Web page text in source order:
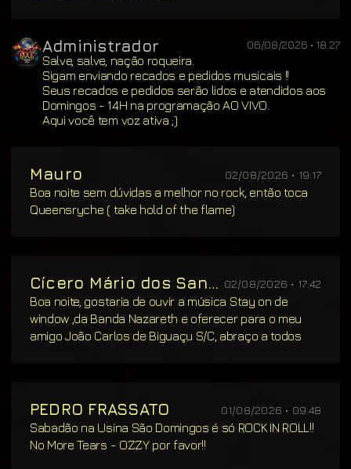
Administrador 06/08/2026 • 18:27
Salve, salve, nação roqueira.
Sigam enviando recados e pedidos musicais !!
Seus recados e pedidos serão lidos e atendidos aos
Domingos - 14H na programação AO VIVO.
Aqui você tem voz ativa ;)
Mauro 02/08/2026 • 19:17
Boa noite sem dúvidas a melhor no rock, então toca
Queensryche ( take hold of the flame)
Cícero Mário dos Santos 02/08/2026 • 17:42
Boa noite, gostaria de ouvir a música Stay on de
window ,da Banda Nazareth e oferecer para o meu
amigo João Carlos de Biguaçu S/C, abraço a todos
PEDRO FRASSATO 01/08/2026 • 09:48
Sabadão na Usina São Domingos é só ROCK IN ROLL!!
No More Tears - OZZY por favor!!